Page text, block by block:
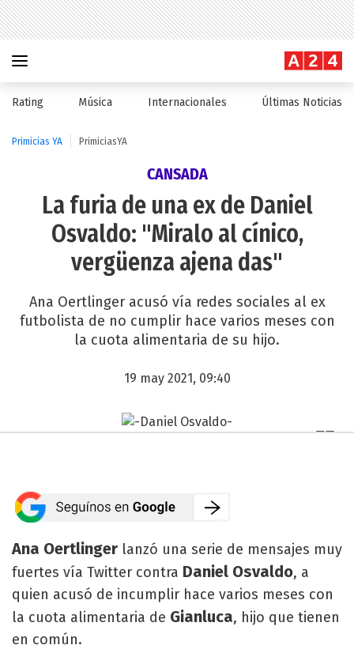
Rating Música Internacionales Últimas Noticias
Primicias YA PrimiciasYA
CANSADA
La furia de una ex de Daniel
Osvaldo: "Miralo al cínico,
vergüenza ajena das"
Ana Oertlinger acusó vía redes sociales al ex
futbolista de no cumplir hace varios meses con
la cuota alimentaria de su hijo.
19 may 2021, 09:40
Ana Oertlinger lanzó una serie de mensajes muy
fuertes vía Twitter contra Daniel Osvaldo, a
quien acusó de incumplir hace varios meses con
la cuota alimentaria de Gianluca, hijo que tienen
en común.